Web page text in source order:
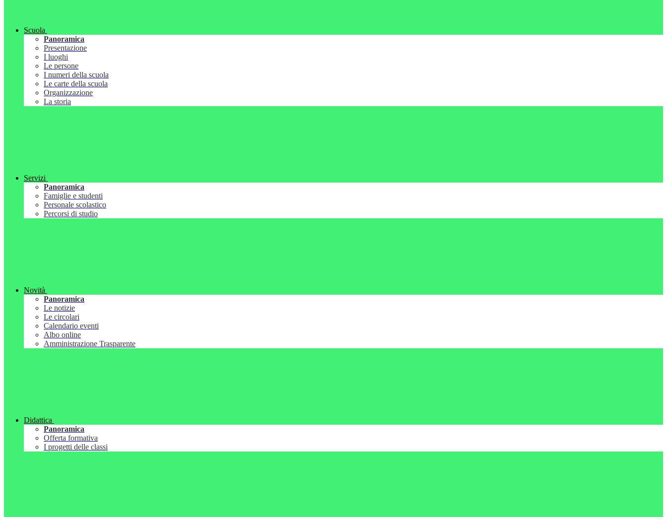
Scuola
Panoramica
Presentazione
I luoghi
Le persone
I numeri della scuola
Le carte della scuola
Organizzazione
La storia
Servizi
Panoramica
Famiglie e studenti
Personale scolastico
Percorsi di studio
Novità
Panoramica
Le notizie
Le circolari
Calendario eventi
Albo online
Amministrazione Trasparente
Didattica
Panoramica
Offerta formativa
I progetti delle classi